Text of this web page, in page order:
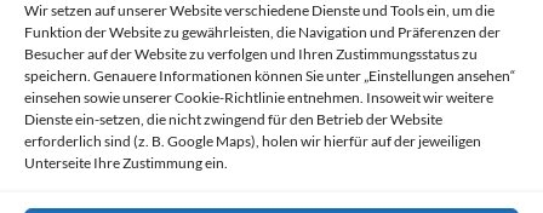
Wir setzen auf unserer Website verschiedene Dienste und Tools ein, um die
Funktion der Website zu gewährleisten, die Navigation und Präferenzen der
Besucher auf der Website zu verfolgen und Ihren Zustimmungsstatus zu
speichern. Genauere Informationen können Sie unter „Einstellungen ansehen“
einsehen sowie unserer Cookie-Richtlinie entnehmen. Insoweit wir weitere
Dienste ein-setzen, die nicht zwingend für den Betrieb der Website
erforderlich sind (z. B. Google Maps), holen wir hierfür auf der jeweiligen
Unterseite Ihre Zustimmung ein.
Erfüllung eines Vertrags zwischen der betroffenen
Person und dem Verantwortlichen erforderlich ist,
oder (2) aufgrund von Rechtsvorschriften der Union
oder der Mitgliedstaaten, denen der Verantwortliche
unterliegt, zulässig ist und diese Rechtsvorschriften
angemessene Maßnahmen zur Wahrung der Rechte